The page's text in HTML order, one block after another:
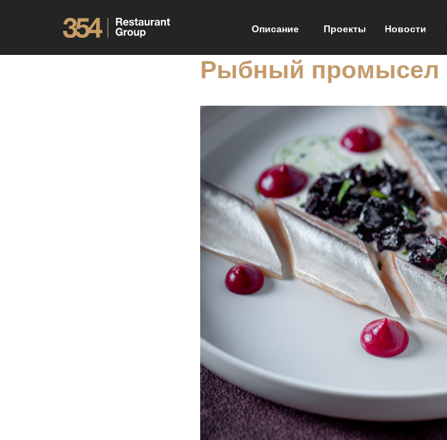
Описание Проекты Новости
Рыбный промысел